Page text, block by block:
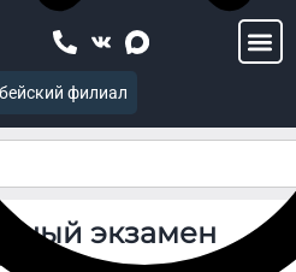
филиал
экзамен
экзамен